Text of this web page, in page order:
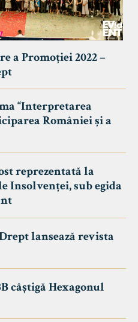
a Promoției 2022 –
“Interpretarea
României și a
reprezentată la
Insolvenței, sub egida
lansează revista
câștigă Hexagonul